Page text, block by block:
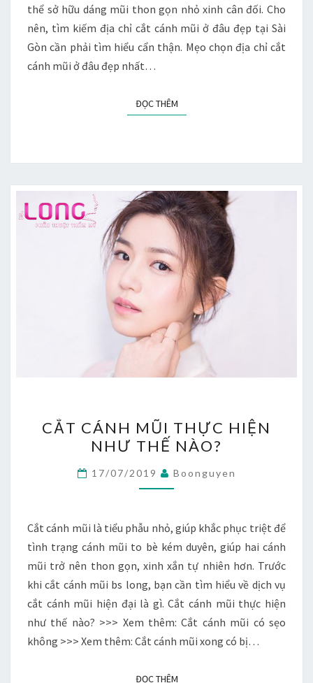
ĐẸP
NHẤT
thể sở hữu dáng mũi thon gọn nhỏ xinh cân đối. Cho
nên, tìm kiếm địa chỉ cắt cánh mũi ở đâu đẹp tại Sài
Gòn cần phải tìm hiểu cẩn thận. Mẹo chọn địa chỉ cắt
cánh mũi ở đâu đẹp nhất…
ĐỌC THÊMĐỌC THÊM
CÁNH
MŨI
THỰC
HIỆN
THẾ
NÀO?
CẮT CÁNH MŨI THỰC HIỆN
NHƯ THẾ NÀO?
17/07/2019 Boonguyen
Cắt cánh mũi là tiểu phẫu nhỏ, giúp khắc phục triệt để
tình trạng cánh mũi to bè kém duyên, giúp hai cánh
mũi trở nên thon gọn, xinh xắn tự nhiên hơn. Trước
khi cắt cánh mũi bs long, bạn cần tìm hiểu về dịch vụ
cắt cánh mũi hiện đại là gì. Cắt cánh mũi thực hiện
như thế nào? >>> Xem thêm: Cắt cánh mũi có sẹo
không >>> Xem thêm: Cắt cánh mũi xong có bị…
ĐỌC THÊMĐỌC THÊM